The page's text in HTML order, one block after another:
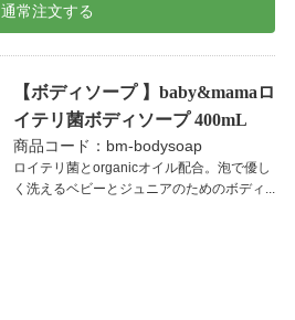
通常注文する
【ボディソープ 】baby&mamaロ
イテリ菌ボディソープ 400mL
商品コード：bm-bodysoap
ロイテリ菌とorganicオイル配合。泡で優し
く洗えるベビーとジュニアのためのボディ...